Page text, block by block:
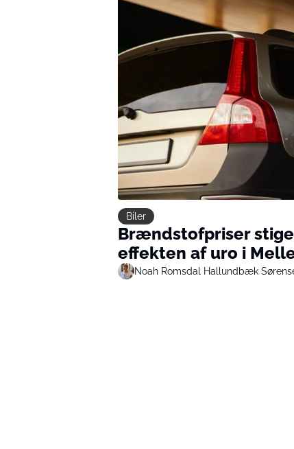
Biler
Brændstofpriser
effekten af uro i
Noah Romsdal Hallundbæk